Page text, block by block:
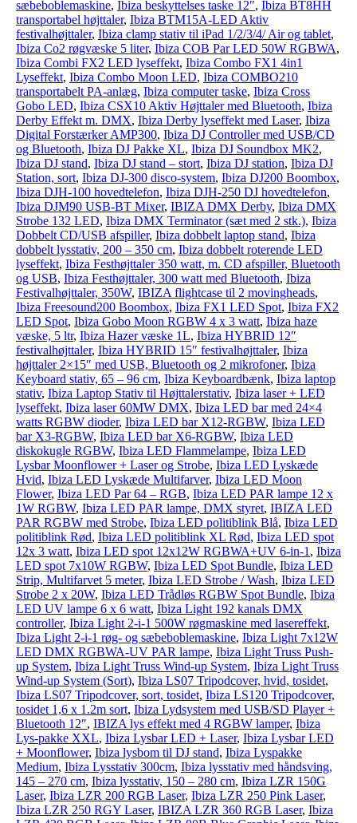
sæbeboblemaskine, Ibiza beskyttelses taske 12″, Ibiza BT8HH
transportabel højttaler, Ibiza BTM15A-LED Aktiv
festivalhøjttaler, Ibiza clamp stativ til iPad 1/2/3/4/ Air og tablet,
Ibiza Co2 røgvæske 5 liter, Ibiza COB Par LED 50W RGBWA,
Ibiza Combi FX2 LED lyseffekt, Ibiza Combo FX1 4in1
Lyseffekt, Ibiza Combo Moon LED, Ibiza COMBO210
transportabelt PA-anlæg, Ibiza computer taske, Ibiza Cross
Gobo LED, Ibiza CSX10 Aktiv Højttaler med Bluetooth, Ibiza
Derby Effekt m. DMX, Ibiza Derby lyseffekt med Laser, Ibiza
Digital Forstærker AMP300, Ibiza DJ Controller med USB/CD
og Bluetooth, Ibiza DJ Pakke XL, Ibiza DJ Soundbox MK2,
Ibiza DJ stand, Ibiza DJ stand – stort, Ibiza DJ station, Ibiza DJ
Station, sort, Ibiza DJ-300 disco-system, Ibiza DJ200 Boombox,
Ibiza DJH-100 hovedtelefon, Ibiza DJH-250 DJ hovedtelefon,
Ibiza DJM90 USB-BT Mixer, IBIZA DMX Derby, Ibiza DMX
Strobe 132 LED, Ibiza DMX Terminator (sæt med 2 stk.), Ibiza
Dobbelt CD/USB afspiller, Ibiza dobbelt laptop stand, Ibiza
dobbelt lysstativ, 200 – 350 cm, Ibiza dobbelt roterende LED
lyseffekt, Ibiza Festhøjttaler 350 watt, m. CD afspiller, Bluetooth
og USB, Ibiza Festhøjttaler, 300 watt med Bluetooth, Ibiza
Festivalhøjttaler, 350W, IBIZA flightcase til 2 movingheads,
Ibiza Freesound200 Boombox, Ibiza FX1 LED Spot, Ibiza FX2
LED Spot, Ibiza Gobo Moon RGBW 4 x 3 watt, Ibiza haze
væske, 5 ltr, Ibiza Hazer væske 1L, Ibiza HYBRID 12″
festivalhøjttaler, Ibiza HYBRID 15″ festivalhøjttaler, Ibiza
højttaler 2×15″ med USB, Bluetooth og 2 mikrofoner, Ibiza
Keyboard stativ, 65 – 96 cm, Ibiza Keyboardbænk, Ibiza laptop
stativ, Ibiza Laptop Stativ til Højttalerstativ, Ibiza laser + LED
lyseffekt, Ibiza laser 60MW DMX, Ibiza LED bar med 24×4
watts RGBW dioder, Ibiza LED bar X12-RGBW, Ibiza LED
bar X3-RGBW, Ibiza LED bar X6-RGBW, Ibiza LED
diskokugle RGBW, Ibiza LED Flammelampe, Ibiza LED
Lysbar Moonflower + Laser og Strobe, Ibiza LED Lyskæde
Hvid, Ibiza LED Lyskæde Multifarver, Ibiza LED Moon
Flower, Ibiza LED Par 64 – RGB, Ibiza LED PAR lampe 12 x
1W RGBW, Ibiza LED PAR lampe, DMX styret, IBIZA LED
PAR RGBW med Strobe, Ibiza LED politiblink Blå, Ibiza LED
politiblink Rød, Ibiza LED politiblink XL Rød, Ibiza LED spot
12x 3 watt, Ibiza LED spot 12x12W RGBWA+UV 6-in-1 , Ibiza
LED spot 7x10W RGBW, Ibiza LED Spot Bundle, Ibiza LED
Strip, Multifarvet 5 meter, Ibiza LED Strobe / Wash, Ibiza LED
Strobe 2 x 20W, Ibiza LED Trådløs RGBW Spot Bundle, Ibiza
LED UV lampe 6 x 6 watt, Ibiza Light 192 kanals DMX
controller, Ibiza Light 2-i-1 500W røgmaskine med lasereffekt,
Ibiza Light 2-i-1 røg- og sæbeboblemaskine, Ibiza Light 7x12W
LED DMX RGBWA-UV PAR lampe, Ibiza Light Truss Push-
up System, Ibiza Light Truss Wind-up System, Ibiza Light Truss
Wind-up System (Sort), Ibiza LS07 Tripodcover, hvid, tosidet,
Ibiza LS07 Tripodcover, sort, tosidet, Ibiza LS120 Tripodcover,
tosidet 1,6 x 1.2m sort, Ibiza Lydsystem med USB/SD Player +
Bluetooth 12″, IBIZA lys effekt med 4 RGBW lamper, Ibiza
Lys-pakke XXL, Ibiza Lysbar LED + Laser, Ibiza Lysbar LED
+ Moonflower, Ibiza lysbom til DJ stand, Ibiza Lyspakke
Medium, Ibiza Lysstativ 300cm, Ibiza lysstativ med håndsving,
145 – 270 cm, Ibiza lysstativ, 150 – 280 cm, Ibiza LZR 150G
Laser, Ibiza LZR 200 RGB Laser, Ibiza LZR 250 Pink Laser,
Ibiza LZR 250 RGY Laser, IBIZA LZR 360 RGB Laser, Ibiza